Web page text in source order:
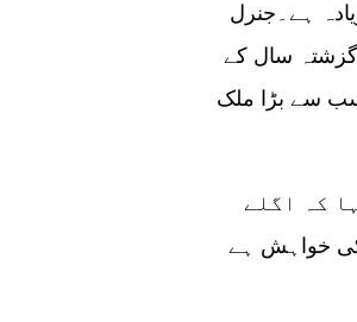
کر گئی، جو کہ سالانہ 133 فیصد زیادہ ہے۔جنرل
گزشتہ سال کے
سے بڑا ملک
کہ اگلے
ہے۔ ان کی خواہش ہے